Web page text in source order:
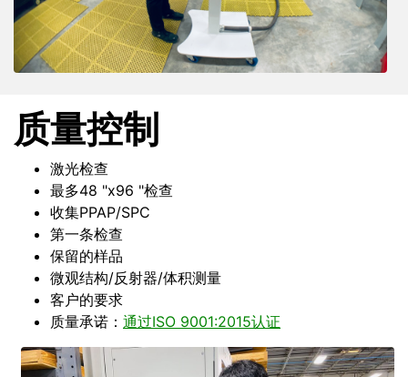
质量控制
激光检查
最多48 "x96 "检查
收集PPAP/SPC
第一条检查
保留的样品
微观结构/反射器/体积测量
客户的要求
质量承诺： 通过ISO 9001:2015认证